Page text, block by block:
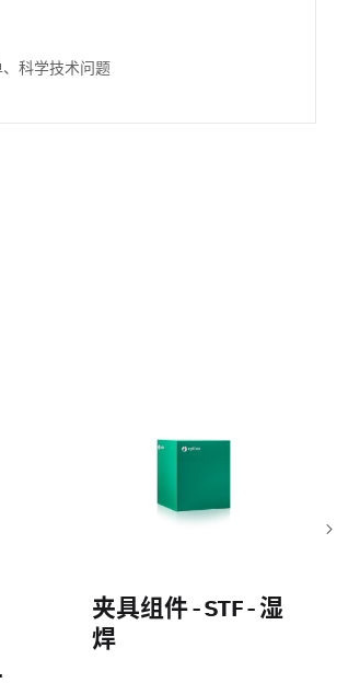
科学技术问题
夹具组件 - STF - 湿
焊